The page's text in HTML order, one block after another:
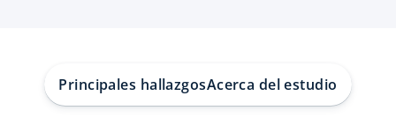
e
t
p
e
t
Principales hallazgosAcerca del estudio